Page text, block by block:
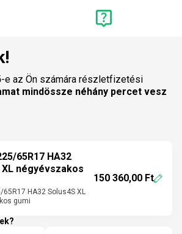
e az Ön számára részletfizetési
mindössze néhány percet vesz
65R17 HA32
XL négyévszakos
65R17 HA32 Solus4S XL
gumi
150 360,00 Ft